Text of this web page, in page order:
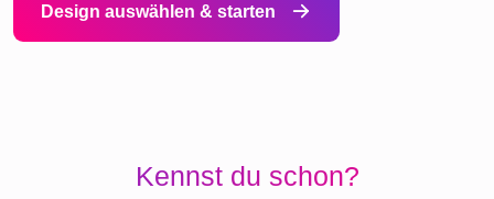
Design auswählen & starten
Kennst du schon?